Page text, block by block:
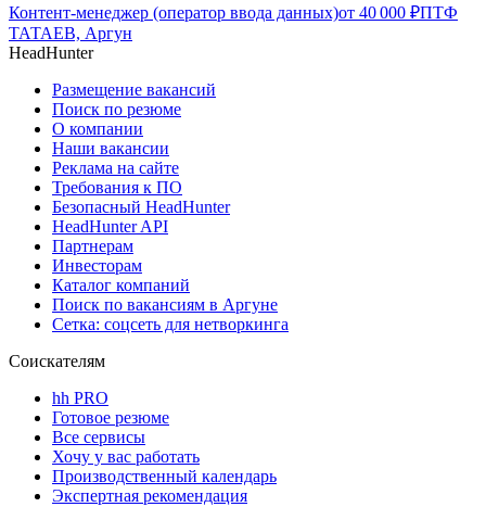
Контент-менеджер (оператор ввода данных)от 40 000 ₽ПТФ
ТАТАЕВ, Аргун
HeadHunter
Размещение вакансий
Поиск по резюме
О компании
Наши вакансии
Реклама на сайте
Требования к ПО
Безопасный HeadHunter
HeadHunter API
Партнерам
Инвесторам
Каталог компаний
Поиск по вакансиям в Аргуне
Сетка: соцсеть для нетворкинга
Соискателям
hh PRO
Готовое резюме
Все сервисы
Хочу у вас работать
Производственный календарь
Экспертная рекомендация